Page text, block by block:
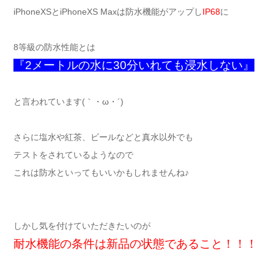
iPhoneXSとiPhoneXS Maxは防水機能がアップしIP68に
8等級の防水性能とは
『2メートルの水に30分いれても浸水しない』
と言われています(｀・ω・´)
さらに塩水や紅茶、ビールなどと真水以外でも
テストをされているようなので
これは防水といってもいいかもしれませんね♪
しかし気を付けていただきたいのが
耐水機能の条件は新品の状態であること！！！